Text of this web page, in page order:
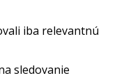
iba relevantnú
sledovanie